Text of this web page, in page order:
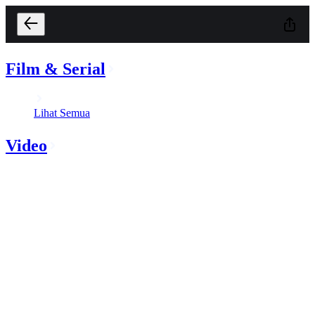
Film & Serial
Lihat Semua
Video